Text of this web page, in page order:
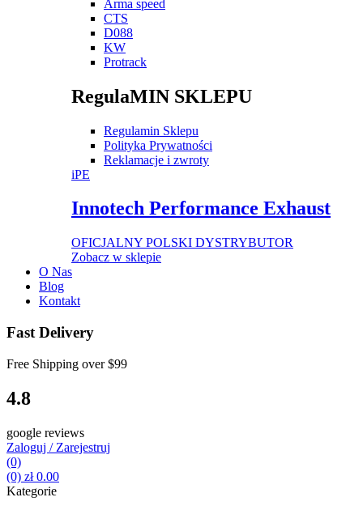
Arma speed
CTS
D088
KW
Protrack
RegulaMIN SKLEPU
Regulamin Sklepu
Polityka Prywatności
Reklamacje i zwroty
iPE
Innotech Performance Exhaust
OFICJALNY POLSKI DYSTRYBUTOR
Zobacz w sklepie
O Nas
Blog
Kontakt
Fast Delivery
Free Shipping over$99
4.8
google reviews
Zaloguj / Zarejestruj
(0)
(0) zł0.00
Kategorie